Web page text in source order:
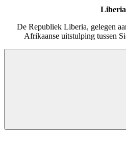
De Republiek Liberia, gelegen
Afrikaanse uitstulping tussen